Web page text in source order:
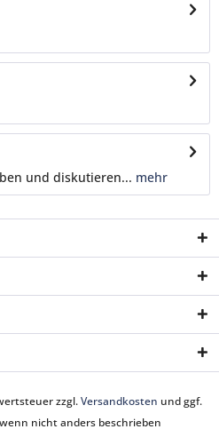
und diskutieren... mehr
zzgl.Versandkosten und ggf.
nicht anders beschrieben